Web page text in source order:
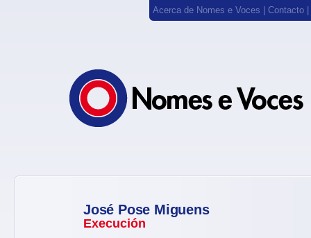
Acerca de Nomes e Voces Contacto
José Pose Miguens
Execución